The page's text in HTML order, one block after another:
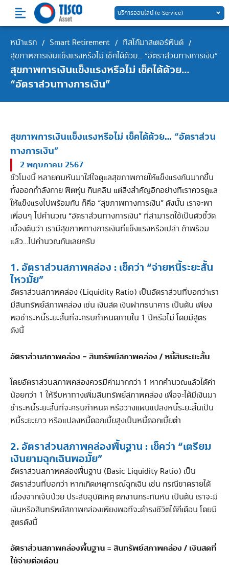
content
บริการออนไลน์ (e-Service)
หน้าแรก / Smart Retirement / ทิสโก้มาสเตอร์ฟันด์ /
สุขภาพการเงินแข็งแรงหรือไม่ เช็คได้ด้วย… “อัตราส่วนทางการเงิน”
สุขภาพการเงินแข็งแรงหรือไม่ เช็คได้ด้วย…
“อัตราส่วนทางการเงิน”
สุขภาพการเงินแข็งแรงหรือไม่ เช็คได้ด้วย… “อัตราส่วน
ทางการเงิน”
2 พฤษภาคม 2567
ชั่วโมงนี้ หลายคนหันมาใส่ใจดูแลสุขภาพกายให้แข็งแรงกันมากขึ้น
ทั้งออกกำลังกาย ฟิตหุ่น กินคลีน แต่สิ่งสำคัญอีกอย่างที่เราควรดูแล
ให้แข็งแรงไปพร้อมกัน ก็คือ “สุขภาพทางการเงิน” ดังนั้น เราจะพา
เพื่อนๆ ไปคำนวณ “อัตราส่วนทางการเงิน” ที่สามารถใช้เป็นตัวชี้วัด
เบื้องต้นว่า เรามีสุขภาพทางการเงินที่แข็งแรงหรือเปล่า ถ้าพร้อม
แล้ว…ไปคำนวณกันเลยครับ
1. อัตราส่วนสภาพคล่อง : เช็คว่า “จ่ายหนี้ระยะสั้น
ไหวมั้ย”
อัตราส่วนสภาพคล่อง (Liquidity Ratio) เป็นอัตราส่วนที่บอกว่าเรา
มีสินทรัพย์สภาพคล่อง เช่น เงินสด เงินฝากธนาคาร เป็นต้น เพียง
พอชำระหนี้ระยะสั้นที่จะครบกำหนดภายใน 1 ปีหรือไม่ โดยมีสูตร
ดังนี้
อัตราส่วนสภาพคล่อง = สินทรัพย์สภาพคล่อง / หนี้สินระยะสั้น
โดยอัตราส่วนสภาพคล่องควรมีค่ามากกว่า 1 หากคำนวณแล้วได้ค่า
น้อยกว่า 1 ให้รีบหาทางเพิ่มสินทรัพย์สภาพคล่อง เพื่อจะได้มีเงินมา
ชำระหนี้ระยะสั้นที่จะครบกำหนด หรือวางแผนแปลงหนี้ระยะสั้นเป็น
หนี้ระยะยาว หรือแปลงหนี้ดอกเบี้ยสูงเป็นหนี้ดอกเบี้ยต่ำ
2. อัตราส่วนสภาพคล่องพื้นฐาน : เช็คว่า “เตรียม
เงินยามฉุกเฉินพอมั้ย”
อัตราส่วนสภาพคล่องพื้นฐาน (Basic Liquidity Ratio) เป็น
อัตราส่วนที่บอกว่า หากเกิดเหตุการณ์ฉุกเฉิน เช่น กรณีขาดรายได้
เนื่องจากเจ็บป่วย ประสบอุบัติเหตุ ตกงานกระทันหัน เป็นต้น เราจะมี
เงินหรือสินทรัพย์สภาพคล่องเพียงพอที่จะดำรงชีวิตได้กี่เดือน โดยมี
สูตรดังนี้
อัตราส่วนสภาพคล่องพื้นฐาน = สินทรัพย์สภาพคล่อง / เงินสดที่
ใช้จ่ายต่อเดือน